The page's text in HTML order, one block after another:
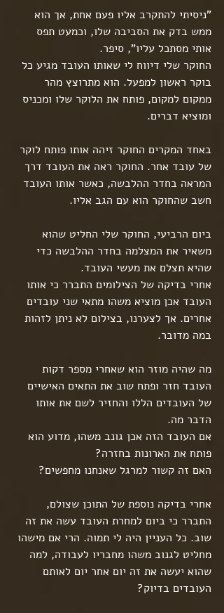
"ניסיתי להתקרב אליו פעם אחת, אך הוא
ממש בדק את הסביבה שלו, וכמעט תפס
אותי מסתכל עליו", סיפר.
החוקר שלי דיווח לי שאותו העובד מגיע כל
בוקר ראשון למפעל. הוא מתרוצץ מהר
ממקום למקום, פותח את הלוקר שלו ומכניס
ומוציא דברים.
באחד המקרים החוקר זיהה אותו פותח לוקר
של עובד אחר. החוקר ראה את העובד דרך
המראה בחדר ההלבשה, כאשר אותו העובד
חשב שהחוקר הוא עם הגב אליו.
ביום הרביעי, החוקר שלי החליט שהוא
משאיר את המצלמה בחדר ההלבשה כדי
שהיא תצלם את מעשי העובד.
אחרי בדיקה של הצילומים התברר כי אותו
העובד אכן מוציא משהו מתאי שני עובדים
אחרים. אך לצערנו, בצילום לא ניתן לזהות
במה מדובר.
מה שהיה מוזר הוא שאחרי מספר דקות
העובד חזר ופתח שוב את התאים האישיים
של העובדים הללו והחזיר לשם את אותו
הדבר מה.
אם העובד הזה אכן גונב משהו, מדוע הוא
פותח את הארונות בחזרה?
האם זה קשור למרגל שאנחנו מחפשים?
אחרי בדיקה נוספת של התוכן שצולם,
התברר כי ביום למחרת העובד עשה את זה
שוב. כל העניין היה לי תמוה. הרי אם מישהו
מחליט לגנוב משהו מחבריו לעבודה, למה
שהוא יעשה את זה יום אחר יום לאותם
העובדים בדיוק?